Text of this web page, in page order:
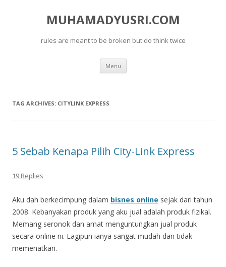
MUHAMADYUSRI.COM
rules are meant to be broken but do think twice
Menu Skip
content
TAG ARCHIVES: CITYLINK EXPRESS
5 Sebab Kenapa Pilih City-Link Express
19 Replies
Aku dah berkecimpung dalam bisnes online sejak dari tahun
2008. Kebanyakan produk yang aku jual adalah produk fizikal.
Memang seronok dan amat menguntungkan jual produk
secara online ni. Lagipun ianya sangat mudah dan tidak
memenatkan.